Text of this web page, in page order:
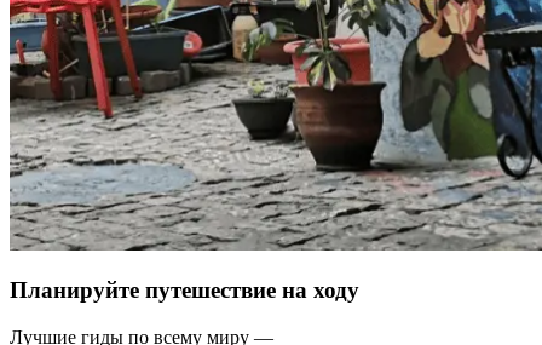
Планируйте путешествие на ходу
Лучшие гиды по всему миру —